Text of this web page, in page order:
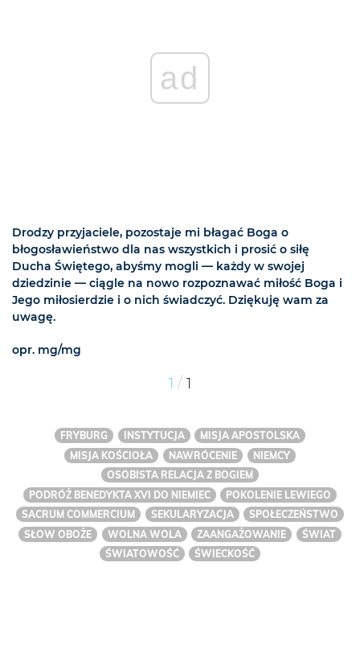
ad
Drodzy przyjaciele, pozostaje mi błagać Boga o
błogosławieństwo dla nas wszystkich i prosić o siłę
Ducha Świętego, abyśmy mogli — każdy w swojej
dziedzinie — ciągle na nowo rozpoznawać miłość Boga i
Jego miłosierdzie i o nich świadczyć. Dziękuję wam za
uwagę.
opr. mg/mg
1 / 1
FRYBURG INSTYTUCJA
MISJA APOSTOLSKA
MISJA KOŚCIOŁA
NAWRÓCENIE
NIEMCY
OSOBISTA RELACJA Z BOGIEM
PODRÓŻ BENEDYKTA XVI DO NIEMIEC
POKOLENIE LEWIEGO
SACRUM COMMERCIUM
SEKULARYZACJA
SPOŁECZEŃSTWO
SŁOW OBOŻE
WOLNA WOLA ZAANGAŻOWANIE
ŚWIAT
ŚWIATOWOŚĆ
ŚWIECKOŚĆ